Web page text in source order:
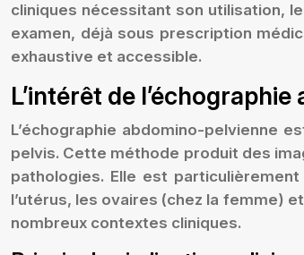
cliniques nécessitant son utilisation,
examen, déjà sous prescription
exhaustive et accessible.
L’intérêt de
L’échographie abdomino-pelvienne
pelvis. Cette méthode produit des
pathologies. Elle est
l’utérus, les ovaires (chez la femme)
nombreux contextes cliniques.